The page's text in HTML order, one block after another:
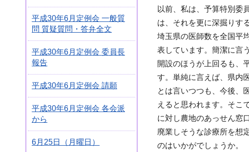
平成30年6月定例会 一般質
問 質疑質問・答弁全文
平成30年6月定例会 委員長
報告
平成30年6月定例会 請願
平成30年6月定例会 各会派
から
6月25日（月曜日）
以前、私は、予算特別委
は、それを更に深掘りす
埼玉県の医師数を全国平
表しています。簡潔に言
開設のほうが上回るも、
す。単純に言えば、県内
とは言いつつも、今後、
えると思われます。そこ
に対し農地のあっせん窓
廃業しそうな診療所を想
のはいかがでしょうか。